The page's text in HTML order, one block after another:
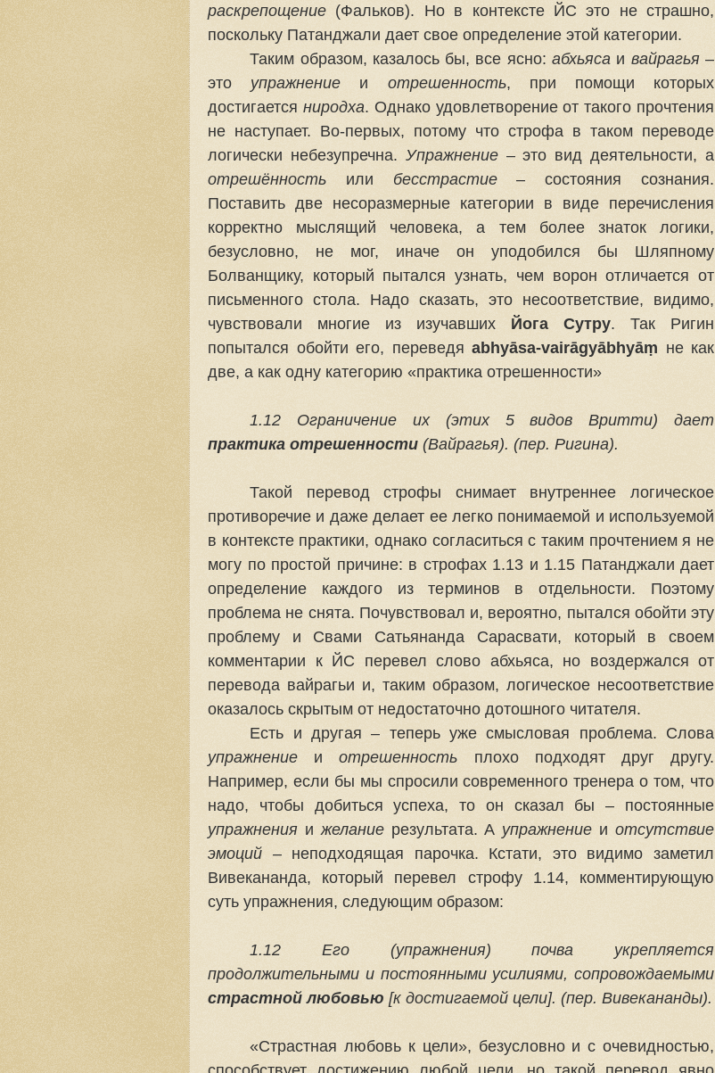
раскрепощение (Фальков). Но в контексте ЙС это не страшно,
поскольку Патанджали дает свое определение этой категории.
Таким образом, казалось бы, все ясно:абхьяса и вайрагья–
это упражнение и отрешенность, при помощи которых
достигается ниродха. Однако удовлетворение от такого прочтения
не наступает. Во-первых, потому что строфа в таком переводе
логически небезупречна. Упражнение– это вид деятельности, а
отрешённость или бесстрастие– состояния сознания.
Поставить две несоразмерные категории в виде перечисления
корректно мыслящий человека, а тем более знаток логики,
безусловно, не мог, иначе он уподобился бы Шляпному
Болванщику, который пытался узнать, чем ворон отличается от
письменного стола. Надо сказать, это несоответствие, видимо,
чувствовали многие из изучавших Йога Сутру. Так Ригин
попытался обойти его, переведя abhyāsa-vairāgyābhyāṃ не как
две, а как одну категорию «практика отрешенности»
1.12 Ограничение их (этих 5 видов Вритти) дает
практика отрешенности (Вайрагья). (пер. Ригина).
Такой перевод строфы снимает внутреннее логическое
противоречие и даже делает ее легко понимаемой и используемой
в контексте практики, однако согласиться с таким прочтением я не
могу по простой причине: в строфах 1.13 и 1.15 Патанджали дает
определение каждого из терминов в отдельности. Поэтому
проблема не снята. Почувствовал и, вероятно, пытался обойти эту
проблему и Свами Сатьянанда Сарасвати, который в своем
комментарии к ЙС перевел слово абхьяса, но воздержался от
перевода вайрагьи и, таким образом, логическое несоответствие
оказалось скрытым от недостаточно дотошного читателя.
Есть и другая – теперь уже смысловая проблема. Слова
упражнение иотрешенность плохо подходят друг другу.
Например, если бы мы спросили современного тренера о том, что
надо, чтобы добиться успеха, то он сказал бы – постоянные
упражнения и желаниерезультата. А упражнение иотсутствие
эмоций – неподходящая парочка. Кстати, это видимо заметил
Вивекананда, который перевел строфу 1.14, комментирующую
суть упражнения, следующим образом:
1.12 Его (упражнения) почва укрепляется
продолжительными и постоянными усилиями, сопровождаемыми
страстной любовью [к достигаемой цели]. (пер. Вивекананды).
«Страстная любовь к цели», безусловно и с очевидностью,